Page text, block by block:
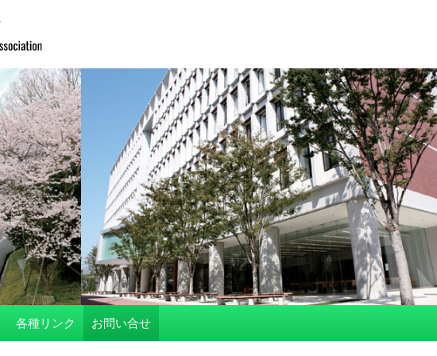
各種リンク お問い合せ